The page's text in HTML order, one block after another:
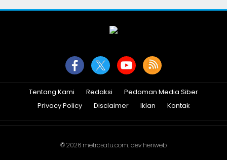
Tentang Kami Redaksi
Pedoman Media Siber
Privacy Policy
Disclaimer Iklan Kontak
© 2026 metrosatu.com. dev heriweb